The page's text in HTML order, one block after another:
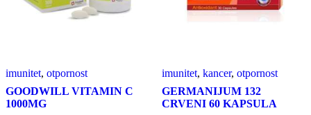
imunitet, otpornost
GOODWILL VITAMIN C
1000MG
imunitet, kancer, otpornost
GERMANIJUM 132
CRVENI 60 KAPSULA